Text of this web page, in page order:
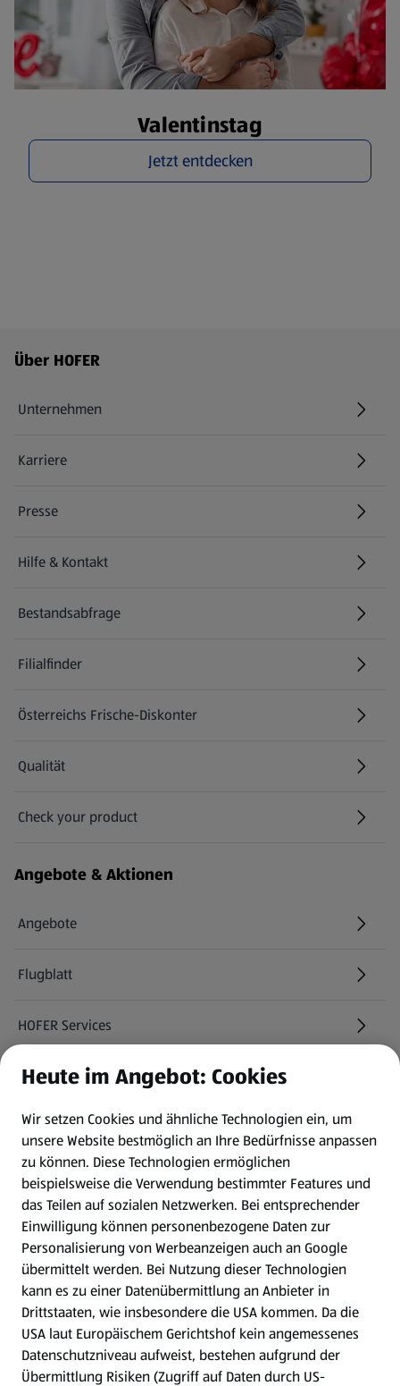
Valentinstag
Jetzt entdecken
Fußzeilenmenü - weitere Links
Über HOFER
Unternehmen
Karriere
(öffnet in einem neuen Tab)
Presse
Hilfe & Kontakt
(öffnet in einem neuen Tab)
Bestandsabfrage
(öffnet in einem neuen Tab)
Filialfinder
Österreichs Frische-Diskonter
Qualität
Check your product
(öffnet in einem neuen Tab)
Angebote & Aktionen
Angebote
Flugblatt
HOFER Services
Newsletter
WhatsApp
Gewinnspiele
Mein HOFER. Meine Einkäufe.
Meine Meinung. Mein HOFER.
Gutscheingroßbestellung
(öffnet in einem neuen Tab)
Heute im Angebot: Cookies
Wir setzen Cookies und ähnliche Technologien ein, um
unsere Website bestmöglich an Ihre Bedürfnisse anpassen
zu können. Diese Technologien ermöglichen
beispielsweise die Verwendung bestimmter Features und
das Teilen auf sozialen Netzwerken. Bei entsprechender
Einwilligung können personenbezogene Daten zur
Personalisierung von Werbeanzeigen auch an Google
übermittelt werden. Bei Nutzung dieser Technologien
kann es zu einer Datenübermittlung an Anbieter in
Drittstaaten, wie insbesondere die USA kommen. Da die
USA laut Europäischem Gerichtshof kein angemessenes
Datenschutzniveau aufweist, bestehen aufgrund der
Übermittlung Risiken (Zugriff auf Daten durch US-